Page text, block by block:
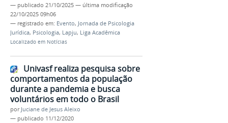
— publicado 21/10/2025 — última modificação
22/10/2025 09h06
— registrado em: Evento, Jornada de Psicologia
Jurídica, Psicologia, Lapju, Liga Acadêmica
Localizado em Notícias
Univasf realiza pesquisa sobre
comportamentos da população
durante a pandemia e busca
voluntários em todo o Brasil
por Juciane de Jesus Aleixo
— publicado 11/12/2020